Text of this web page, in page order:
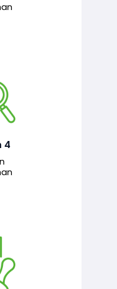
4
menyemak
Jika
lengkap dan
untuk
permohonan